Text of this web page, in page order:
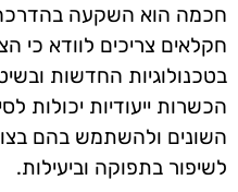
חכמה הוא השקעה
חקלאים צריכים לוודא כי
בטכנולוגיות החדשות
הכשרות ייעודיות יכולות
השונים ולהשתמש בהם
לשיפור בתפוקה וביעילות.